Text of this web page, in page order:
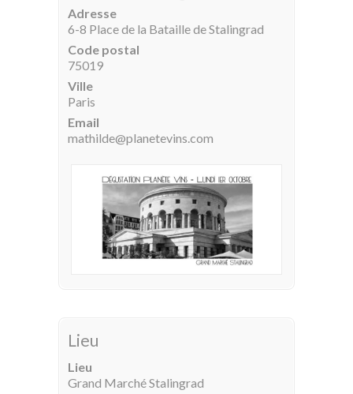
Adresse
6-8 Place de la Bataille de Stalingrad
Code postal
75019
Ville
Paris
Email
mathilde@planetevins.com
Lieu
Lieu
Grand Marché Stalingrad